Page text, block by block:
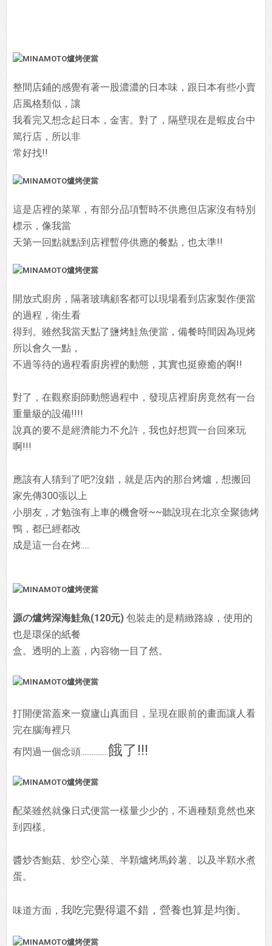
整間店鋪的感覺有著一股濃濃的日本味，跟日本有些小賣
店風格類似，讓
我看完又想念起日本，金害。對了，隔壁現在是蝦皮台中
篤行店， 所以非
常好找!!
這是店裡的菜單，有部分品項暫時不供應但店家沒有特別
標示，像我當
天第一回點就點到店裡暫停供應的餐點，也太準!!
開放式廚房，隔著玻璃顧客都可以現場看到店家製作便當
的過程，衛生看
得到。雖然我當天點了鹽烤鮭魚便當，備餐時間因為現烤
所以會久一點，
不過等待的過程看廚房裡的動態，其實也挺療癒的啊!!
對了，在觀察廚師動態過程中，發現店裡廚房竟然有一台
重量級的設備!!!!
說真的要不是經濟能力不允許，我也好想買一台回來玩
啊!!!
應該有人猜到了吧?沒錯，就是店內的那台烤爐，想搬回
家先傳300張以上
小朋友，才勉強有上車的機會呀~~聽說現在北京全聚德烤
鴨，都已經都改
成是這一台在烤.....
源の爐烤深海鮭魚(120元) 包裝走的是精緻路線，使用的
也是環保的紙餐
盒。透明的上蓋，內容物一目了然。
打開便當蓋來一窺廬山真面目，呈現在眼前的畫面讓人看
完在腦海裡只
有閃過一個念頭...............餓了!!!
配菜雖然就像日式便當一樣量少少的，不過種類竟然也來
到四樣。
醬炒杏鮑菇、炒空心菜、半顆爐烤馬鈴薯、以及半顆水煮
蛋。
味道方面， 我吃完覺得還不錯，營養也算是均衡。